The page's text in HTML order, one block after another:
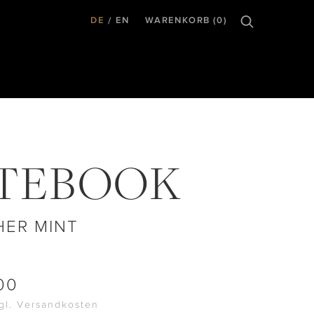
DE EN WARENKORB (0)
MINT
Versandkosten